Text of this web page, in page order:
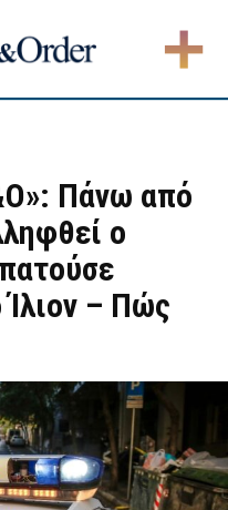
Πάνω από
ο
– Πώς